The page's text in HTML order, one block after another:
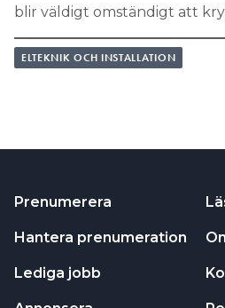
blir väldigt omständigt att
ELTEKNIK OCH INSTALLATION
Prenumerera
Hantera prenumeration
Lediga jobb